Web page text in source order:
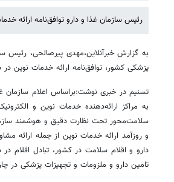
رئیس سازمان غذا و دارو توافق‌نامه ارائه
به گزارش خبرآنلاین،مهدی پیرصالحی، رئیس
پزشکی کشور، توافق‌نامه ارائه خدمات نوین در
به مراکز ارائه‌دهنده خدمات نوین و
سلامت‌محور تحت نظارت دقیق و هوشمند
و روزآمد ارائه خدمات نوین از جمله ارائه
دارو و اقلام سلامت در کشور، تبادل اقلام
تامین دارو و ملزومات و تجهیزات پزشکی